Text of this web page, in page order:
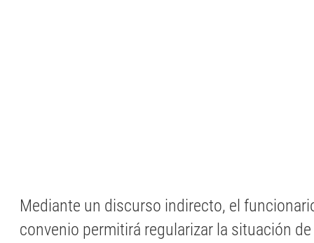
Mediante un discurso indirecto, el
convenio permitirá regularizar la situación